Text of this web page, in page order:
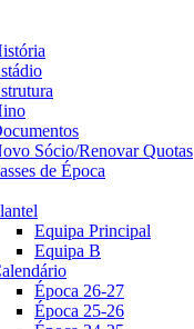
Sócio/Renovar Quotas
de Época
Equipa Principal
Equipa B
Época 26-27
Época 25-26